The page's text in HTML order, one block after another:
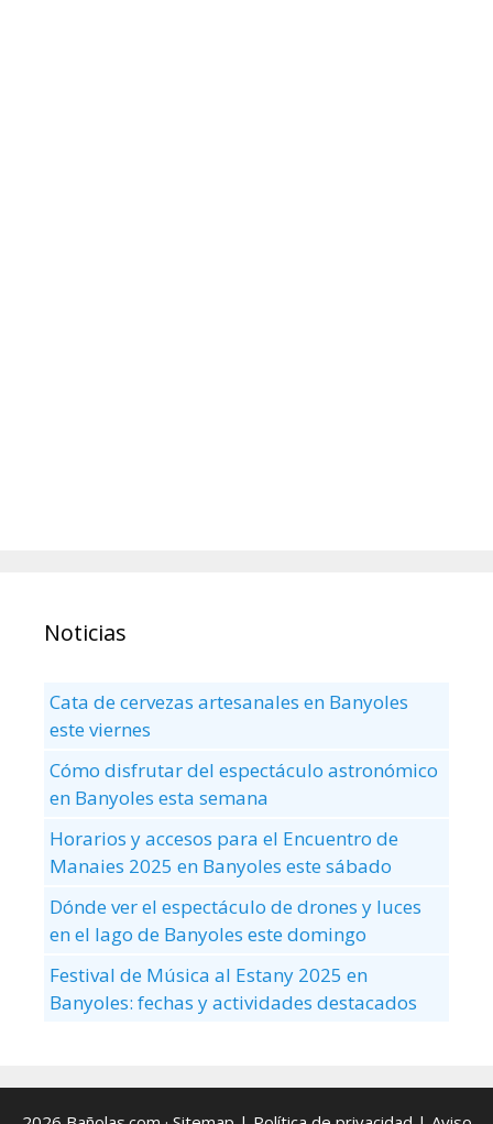
Noticias
Cata de cervezas artesanales en Banyoles
este viernes
Cómo disfrutar del espectáculo astronómico
en Banyoles esta semana
Horarios y accesos para el Encuentro de
Manaies 2025 en Banyoles este sábado
Dónde ver el espectáculo de drones y luces
en el lago de Banyoles este domingo
Festival de Música al Estany 2025 en
Banyoles: fechas y actividades destacados